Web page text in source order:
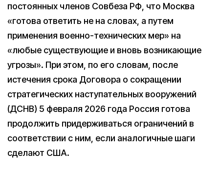
постоянных членов Совбеза РФ, что Москва
«готова ответить не на словах, а путем
применения военно-технических мер» на
«любые существующие и вновь возникающие
угрозы». При этом, по его словам, после
истечения срока Договора о сокращении
стратегических наступательных вооружений
(ДСНВ) 5 февраля 2026 года Россия готова
продолжить придерживаться ограничений в
соответствии с ним, если аналогичные шаги
сделают США.